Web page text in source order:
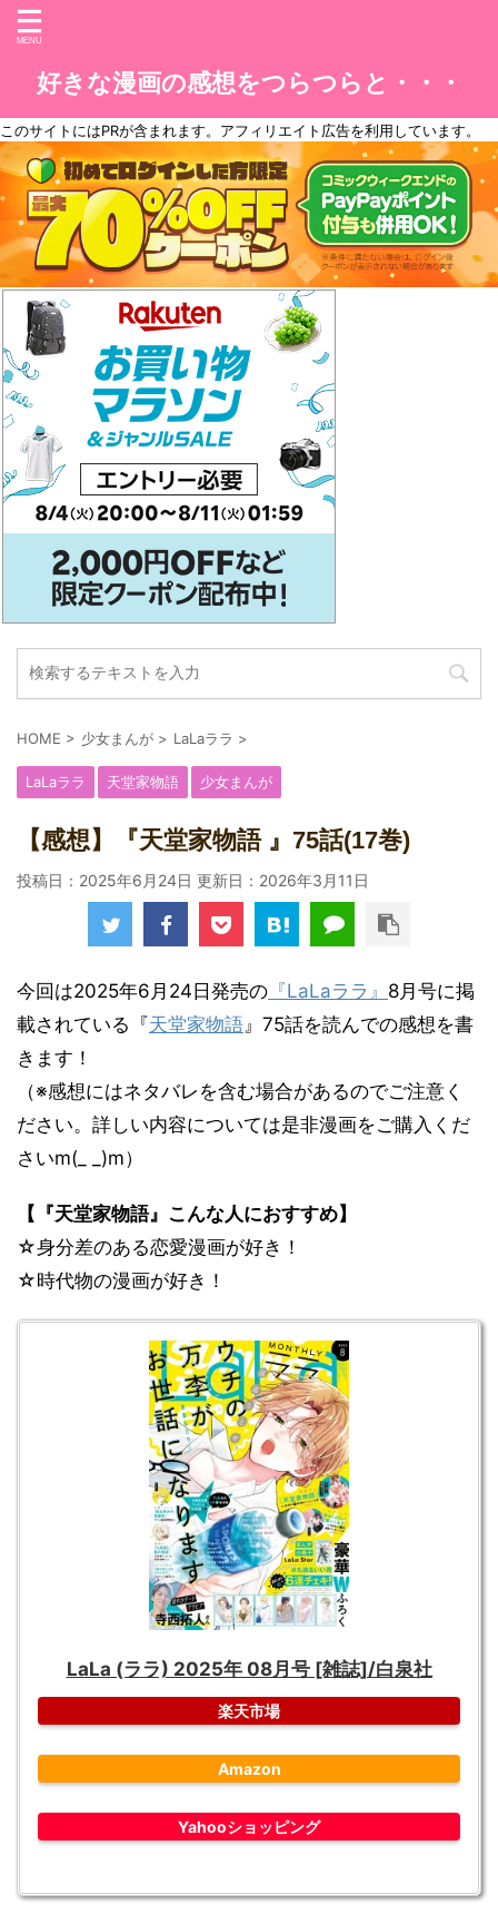
好きな漫画の感想をつらつらと・・・
このサイトにはPRが含まれます。アフィリエイト広告を利用しています。
HOME > 少女まんが > LaLaララ >
LaLaララ 天堂家物語 少女まんが
【感想】『天堂家物語 』75話(17巻)
投稿日：2025年6月24日 更新日： 2026年3月11日
今回は2025年6月24日発売の 『LaLaララ』 8月号に掲
載されている『天堂家物語』75話を読んでの感想を書
きます！
（※感想にはネタバレを含む場合があるのでご注意く
ださい。詳しい内容については是非漫画をご購入くだ
さいm(_ _)m）
【『天堂家物語』こんな人におすすめ】
☆身分差のある恋愛漫画が好き！
☆時代物の漫画が好き！
LaLa (ララ) 2025年 08月号 [雑誌]/白泉社
楽天市場
Amazon
Yahooショッピング